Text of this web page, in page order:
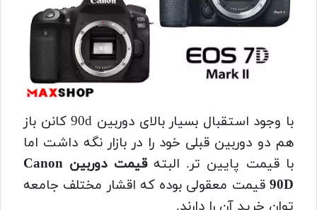
با وجود استقبال بسیار بالای دوربین 90d کانن باز
هم دو دوربین قبلی خود را در بازار نگه داشت اما
با قیمت پایین تر. البته
قیمت دوربین Canon
90D قیمت معقولی بوده که اقشار مختلف جامعه